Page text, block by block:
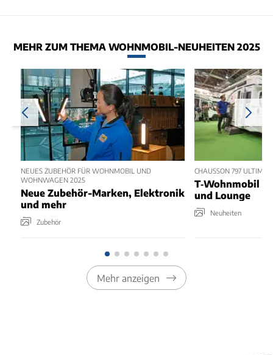
MEHR ZUM THEMA WOHNMOBIL-NEUHEITEN 2025
NEUES ZUBEHÖR FÜR WOHNMOBIL UND
WOHNWAGEN 2025
Neue Zubehör-Marken, Elektronik
und mehr
Zubehör
CHAUSSON 797
T‑Wohnmobil
und Lounge
Neuheiten
Mehr anzeigen